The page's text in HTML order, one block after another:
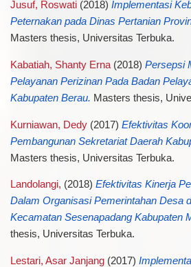
Jusuf, Roswati(2018) Implementasi
Peternakan pada Dinas Pertanian
Masters thesis, Universitas Terbuka.
Kabatiah, Shanty Erna(2018) Persepsi
Pelayanan Perizinan Pada Badan
Kabupaten Berau. Masters thesis,
Kurniawan, Dedy(2017) Efektivitas
Pembangunan Sekretariat Daerah
Masters thesis, Universitas Terbuka.
Landolangi, (2018) Efektivitas Kinerja
Dalam Organisasi Pemerintahan Desa
Kecamatan Sesenapadang Kabupaten
thesis, Universitas Terbuka.
Lestari, Asar Janjang(2017)